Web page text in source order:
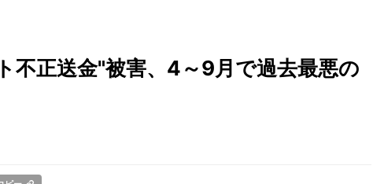
不正送金"被害、4～9月で過去最悪の